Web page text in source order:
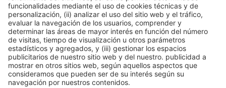
Información generalAviso legalPolítica de privacidad